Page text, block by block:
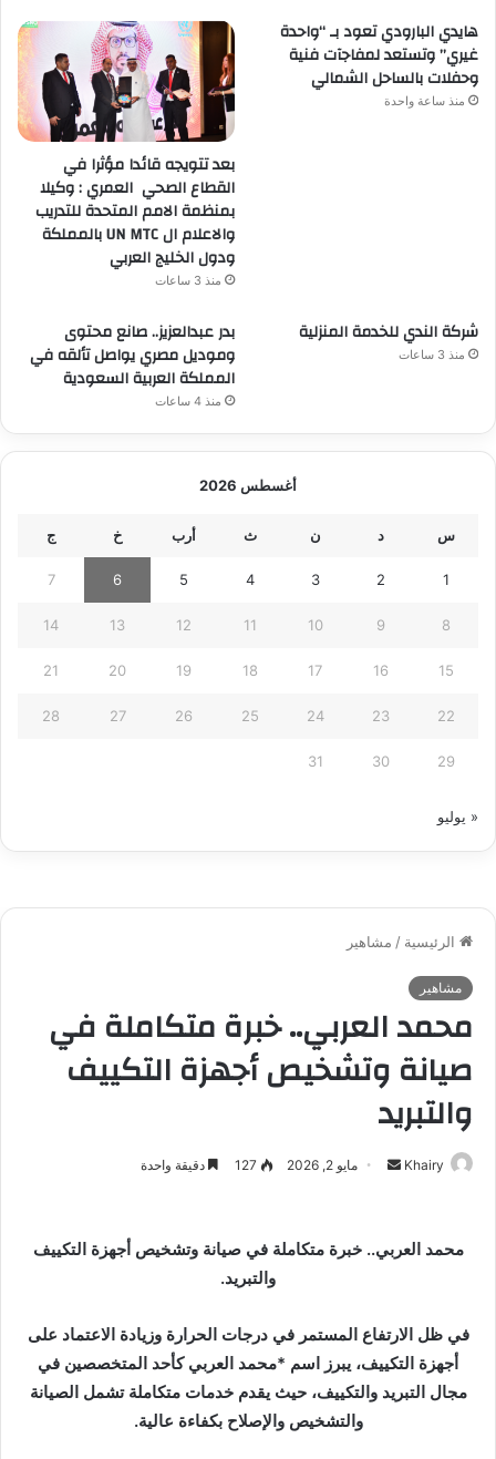
هايدي البارودي تعود بـ “واحدة
غيري” وتستعد لمفاجآت فنية
وحفلات بالساحل الشمالي
منذ ساعة واحدة
بعد تتويجه قائدا مؤثرا في
القطاع الصحي العمري : وكيلا
بمنظمة الامم المتحدة للتدريب
والاعلام ال UN MTC بالمملكة
ودول الخليج العربي
منذ 3 ساعات
شركة الندي للخدمة المنزلية
منذ 3 ساعات
بدر عبدالعزيز.. صانع محتوى
وموديل مصري يواصل تألقه في
المملكة العربية السعودية
منذ 4 ساعات
أغسطس 2026
س د ن ث أرب خ ج
1
2
3
4
5
6
7
8
9
10
11
12
13
14
15
16
17
18
19
20
21
22
23
24
25
26
27
28
29
30
31
« يوليو